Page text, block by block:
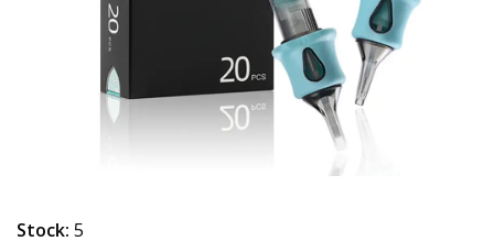
Stock: 5